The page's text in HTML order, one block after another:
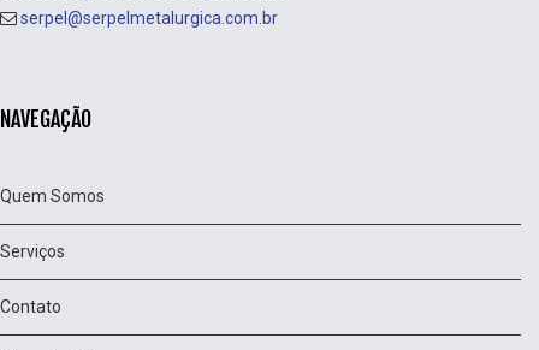
serpel@serpelmetalurgica.com.br
NAVEGAÇÃO
Quem Somos
Serviços
Contato